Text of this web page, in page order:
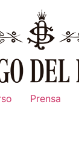
Prensa